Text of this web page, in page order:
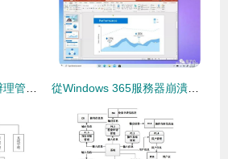
優化出行第一步 簽證辦理管理系統手機版下載指南 從Windows 365服務器崩潰看云服務的“免費困境” 短期繁榮與長期瓶頸